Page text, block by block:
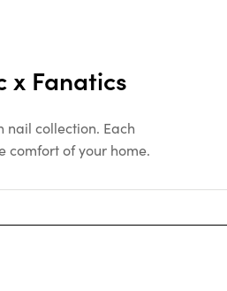
x Fanatics
collection. Each
comfort of your home.